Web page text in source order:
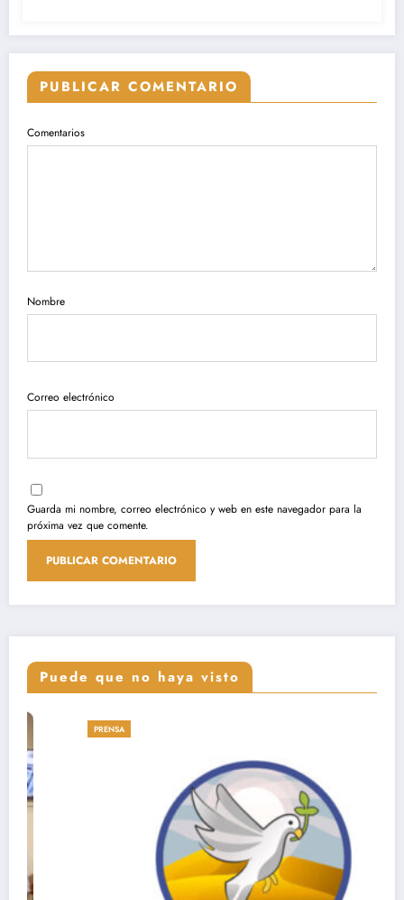
PUBLICAR COMENTARIO
Comentarios
Nombre
Correo electrónico
Guarda mi nombre, correo electrónico y web en este navegador para la
próxima vez que comente.
Puede que no haya visto